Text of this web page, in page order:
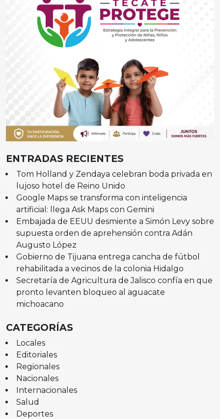
ENTRADAS RECIENTES
Tom Holland y Zendaya celebran boda privada en
lujoso hotel de Reino Unido
Google Maps se transforma con inteligencia
artificial: llega Ask Maps con Gemini
Embajada de EEUU desmiente a Simón Levy sobre
supuesta orden de aprehensión contra Adán
Augusto López
Gobierno de Tijuana entrega cancha de fútbol
rehabilitada a vecinos de la colonia Hidalgo
Secretaría de Agricultura de Jalisco confía en que
pronto levanten bloqueo al aguacate
michoacano
CATEGORÍAS
Locales
Editoriales
Regionales
Nacionales
Internacionales
Salud
Deportes